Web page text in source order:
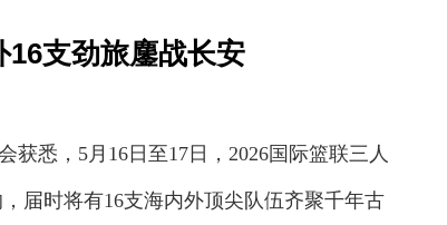
16支劲旅鏖战长安
悉，5月16日至17日，2026国际篮联三人
届时将有16支海内外顶尖队伍齐聚千年古